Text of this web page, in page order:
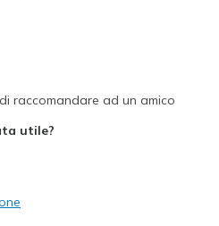
raccomandare ad un amico
utile?